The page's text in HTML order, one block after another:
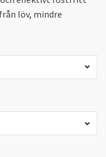
löv, mindre